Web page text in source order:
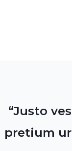
“Justo
pretium